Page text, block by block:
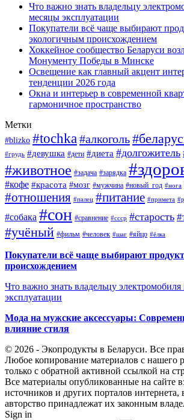
Что важно знать владельцу
месяцы эксплуатации
Покупатели всё чаще выбирают
экологичным происхождением
Хоккейное сообщество Беларуси
Монументу Победы в Минске
Освещение как главный акцент
тенденции 2026 года
Окна и интерьер в современной
гармоничное пространство
Метки
#blizko #tochka #алкоголь
#грудь #девушка #дети #диета #долгожитель
#животное #задача #зарядка
#кофе #красота #мозг #мужчина #новый_год #нога
#отношения #палец #питание #примета
#собака #сон #сравнение #ссср #старость
#учёный #фильм #человек #шаг #яйцо #ёлка
Покупатели всё чаще выбирают
происхождением
Что важно знать владельцу
эксплуатации
Мода на мужские аксессуары:
влияние стиля
© 2026 - Экопродукты в Беларуси. Все
Любое копирование материалов с нашего
только с обратной активной ссылкой на
Все материалы опубликованные на сайте
источников и других порталов интернета,
авторство принадлежат их законным
Sign in